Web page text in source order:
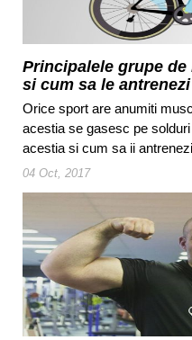
Principalele grupe
si cum sa le antrenezi
Orice sport are anumiti
acestia se gasesc pe
acestia si cum sa ii
04 Oct, 2017